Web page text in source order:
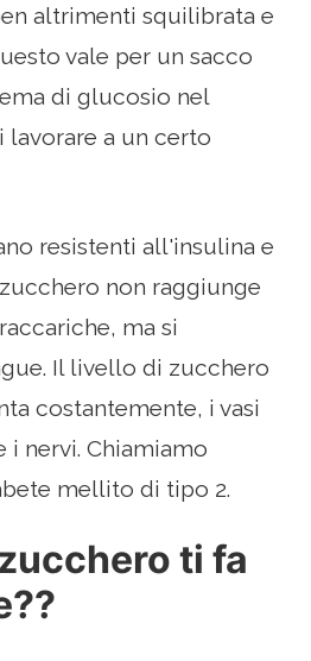
altrimenti squilibrata e
vale per un sacco
di glucosio nel
lavorare a un certo
resistenti all'insulina e
non raggiunge
ma si
Il livello di zucchero
costantemente, i vasi
i nervi. Chiamiamo
mellito di tipo 2.
ti fa